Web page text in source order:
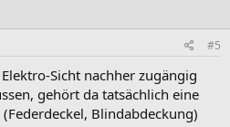
#5
Sicht nachher zugängig
gehört da tatsächlich eine
Blindabdeckung)